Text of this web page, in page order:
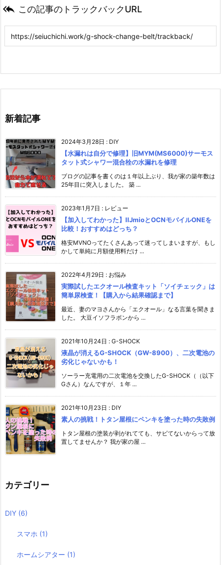
 この記事のトラックバックURL
新着記事
2024年3月28日 : DIY
【水漏れは自分で修理】旧MYM(MS6000)サーモス
タット式シャワー混合栓の水漏れを修理
ブログの記事を書くのは１年以上ぶり、我が家の築年数は
25年目に突入しました。 築 ...
2023年1月7日 : レビュー
【加入してわかった】IIJmioとOCNモバイルONEを
比較！おすすめはどっち？
格安MVNOってたくさんあって迷ってしまいますが、もし
かして単純に月額使用料だけ ...
2022年4月29日 : お悩み
実際試したエクオール検査キット「ソイチェック」は
簡単尿検査！【購入から結果確認まで】
最近、妻のマヨさんから「エクオール」なる言葉を聞きま
した。 大豆イソフラボンから ...
2021年10月24日 : G-SHOCK
液晶が消えるG-SHOCK（GW-8900）、二次電池の
劣化じゃないかも！
ソーラー充電用の二次電池を交換したG-SHOCK（（以下
Gさん）なんですが、１年 ...
2021年10月23日 : DIY
素人の挑戦！トタン屋根にペンキを塗った時の失敗例
トタン屋根の塗装が剥がれてても、サビてないからって放
置してませんか？ 我が家の屋 ...
カテゴリー
DIY (6)
スマホ (1)
ホームシアター (1)